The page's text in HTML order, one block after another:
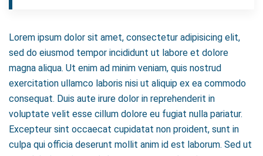
Lorem ipsum dolor sit amet, consectetur adipisicing elit,
sed do eiusmod tempor incididunt ut labore et dolore
magna aliqua. Ut enim ad minim veniam, quis nostrud
exercitation ullamco laboris nisi ut aliquip ex ea commodo
consequat. Duis aute irure dolor in reprehenderit in
voluptate velit esse cillum dolore eu fugiat nulla pariatur.
Excepteur sint occaecat cupidatat non proident, sunt in
culpa qui officia deserunt mollit anim id est laborum. Sed ut